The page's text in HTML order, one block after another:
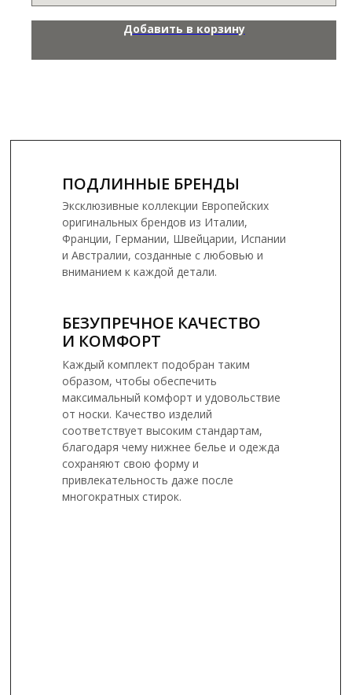
Добавить в корзину
Эксклюзивные коллекции Европейских
оригинальных брендов из Италии,
Франции, Германии, Швейцарии, Испании
и Австралии, созданные с любовью и
вниманием к каждой детали.
ПОДЛИННЫЕ БРЕНДЫ
Каждый комплект подобран таким
образом, чтобы обеспечить
максимальный комфорт и удовольствие
от носки. Качество изделий
соответствует высоким стандартам,
благодаря чему нижнее белье и одежда
сохраняют свою форму и
привлекательность даже после
многократных стирок.
БЕЗУПРЕЧНОЕ КАЧЕСТВО
И КОМФОРТ